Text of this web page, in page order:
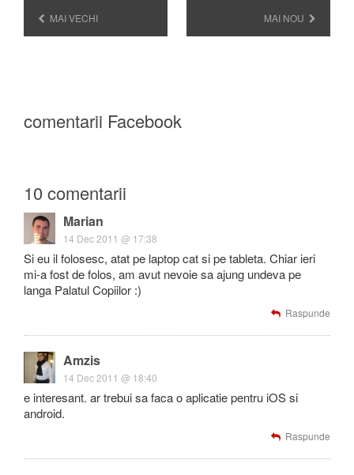
MAI VECHI MAI NOU
comentarii Facebook
10 comentarii
Marian
14 Dec 2011 @ 17:38
Si eu il folosesc, atat pe laptop cat si pe tableta. Chiar ieri
mi-a fost de folos, am avut nevoie sa ajung undeva pe
langa Palatul Copiilor :)
Raspunde
Amzis
14 Dec 2011 @ 18:40
e interesant. ar trebui sa faca o aplicatie pentru iOS si
android.
Raspunde